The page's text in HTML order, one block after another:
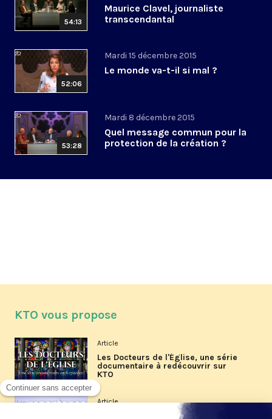
54:13
Maurice Clavel, journaliste
transcendantal
52:06
Mardi 15 décembre 2015
Le monde va-t-il si mal ?
53:28
Mardi 8 décembre 2015
Quel message commun pour la
protection de la création ?
KTO vous propose
Article
Les Docteurs de l'Église, une série
documentaire à redécouvrir sur
KTO
Article
Les reportages d'été 2026 de KTO